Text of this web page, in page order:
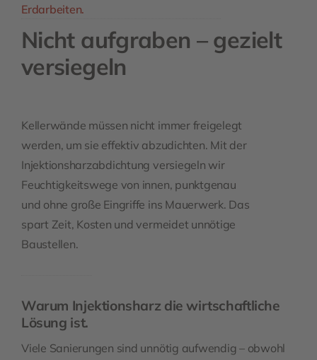
Erdarbeiten.
Nicht aufgraben – gezielt
versiegeln
Kellerwände müssen nicht immer freigelegt
werden, um sie effektiv abzudichten. Mit der
Injektionsharzabdichtung versiegeln wir
Feuchtigkeitswege von innen, punktgenau
und ohne große Eingriffe ins Mauerwerk. Das
spart Zeit, Kosten und vermeidet unnötige
Baustellen.
Warum Injektionsharz die wirtschaftliche
Lösung ist.
Viele Sanierungen sind unnötig aufwendig – obwohl